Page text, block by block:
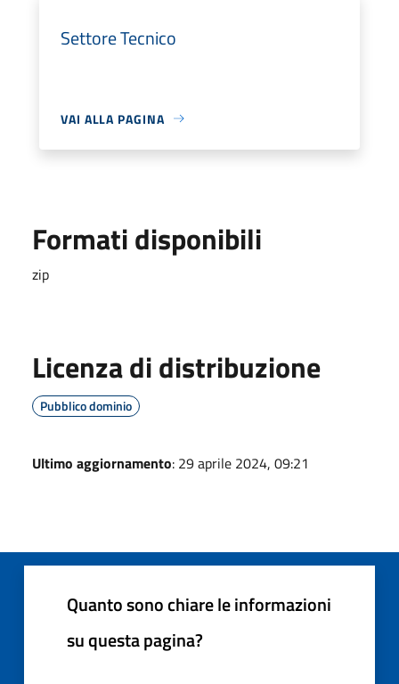
Settore Tecnico
VAI ALLA PAGINA
Formati disponibili
zip
Licenza di distribuzione
Pubblico dominio
Ultimo aggiornamento: 29 aprile 2024, 09:21
Quanto sono chiare le informazioni
su questa pagina?